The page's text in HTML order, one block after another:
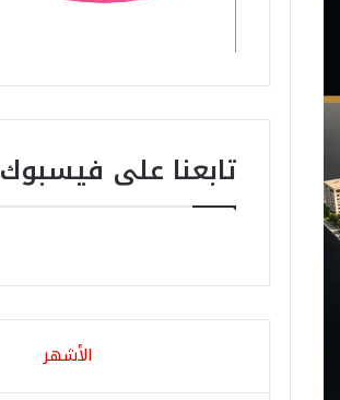
تابعنا على فيسبوك
الأشهر